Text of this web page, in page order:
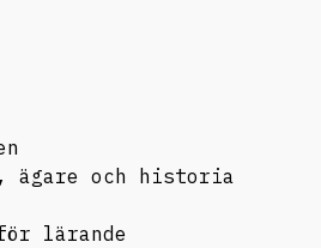
ägare och historia
lärande